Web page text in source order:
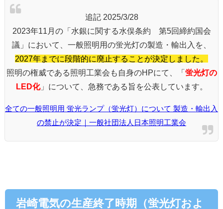
追記 2025/3/28
2023年11月の「水銀に関する水俣条約 第5回締約国会
議」において、一般照明用の蛍光灯の製造・輸出入を、
2027年までに段階的に廃止することが決定しました。
照明の権威である照明工業会も自身のHPにて、「 蛍光灯の
LED化」について、急務である旨を公表しています。
全ての一般照明用 蛍光ランプ（蛍光灯）について 製造・輸出入
の禁止が決定｜一般社団法人日本照明工業会
岩崎電気の生産終了時期（蛍光灯およ